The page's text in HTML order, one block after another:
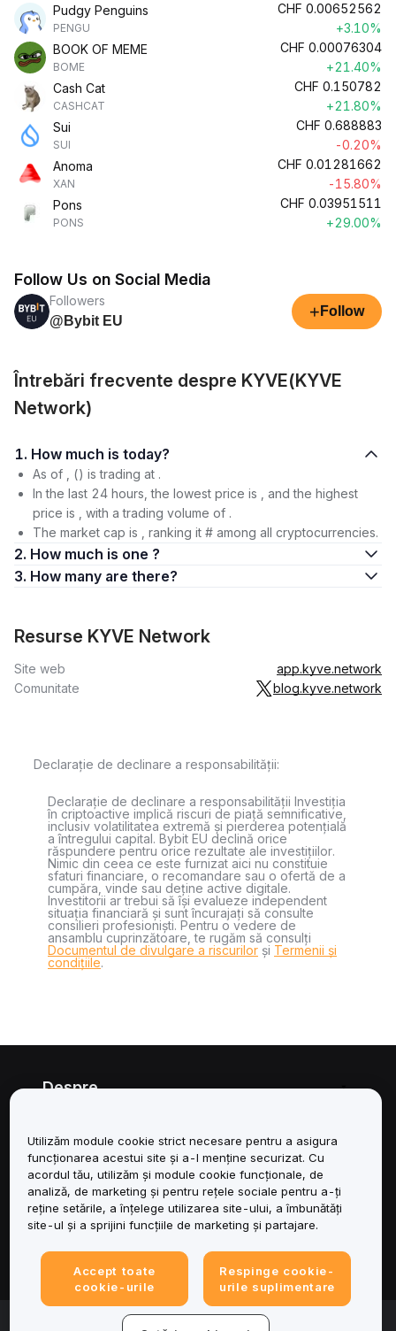
Pudgy Penguins
PENGU
CHF 0.00652562
+3.10%
BOOK OF MEME
BOME
CHF 0.00076304
+21.40%
Cash Cat
CASHCAT
CHF 0.150782
+21.80%
Sui
SUI
CHF 0.688883
-0.20%
Anoma
XAN
CHF 0.01281662
-15.80%
Pons
PONS
CHF 0.03951511
+29.00%
Follow Us on Social Media
Followers
@Bybit EU
+ Follow
Întrebări frecvente despre KYVE(KYVE
Network)
1. How much is today?
As of , () is trading at .
In the last 24 hours, the lowest price is , and the highest
price is , with a trading volume of .
The market cap is , ranking it # among all cryptocurrencies.
2. How much is one ?
3. How many are there?
Resurse KYVE Network
Site web
app.kyve.network
Comunitate
blog.kyve.network
Declarație de declinare a responsabilității:
Declarație de declinare a responsabilității Investiția
în criptoactive implică riscuri de piață semnificative,
inclusiv volatilitatea extremă și pierderea potențială
a întregului capital. Bybit EU declină orice
răspundere pentru orice rezultate ale investițiilor.
Nimic din ceea ce este furnizat aici nu constituie
sfaturi financiare, o recomandare sau o ofertă de a
cumpăra, vinde sau deține active digitale.
Investitorii ar trebui să își evalueze independent
situația financiară și sunt încurajați să consulte
consilieri profesioniști. Pentru o vedere de
ansamblu cuprinzătoare, te rugăm să consulți
Documentul de divulgare a riscurilor și Termenii și
condițiile.
Despre
Asistență
Produse
Juridic
© 2025-2026 Bybit.eu. All rights reserved.
Utilizăm module cookie strict necesare pentru a asigura
funcționarea acestui site și a-l menține securizat. Cu
acordul tău, utilizăm și module cookie funcționale, de
analiză, de marketing și pentru rețele sociale pentru a-ți
reține setările, a înțelege utilizarea site-ului, a îmbunătăți
site-ul și a sprijini funcțiile de marketing și partajare.
Accept toate
cookie-urile
Respinge cookie-
urile suplimentare